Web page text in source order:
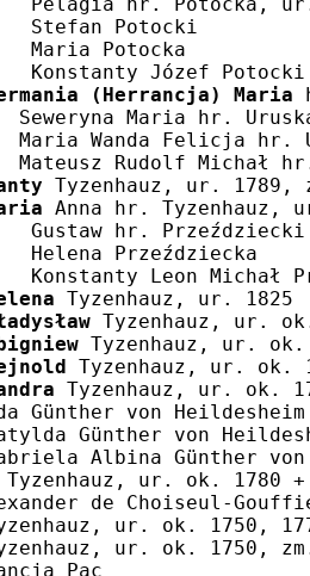
Potocki
Potocka
Potocki  +
(Herrancja) Maria
ur.
hr. Uruska,
Rudolf Michał hr.
Tyzenhauz, ur.
Anna hr. Tyzenhauz,
+ Maria
Przeździecka
Michał
Tyzenhauz, ur. 1825
Tyzenhauz, ur.
Tyzenhauz, ur. ok.
Tyzenhauz, ur. ok.
Tyzenhauz, ur. ok.
+
von Heildesheim
Günther von
Tyzenhauz, ur. ok. 1780
Gouffier  +
ur. ok. 1750,
ur. ok. 1750,
Pac